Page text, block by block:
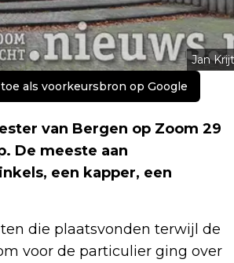
Jan
als voorkeursbron op Google
van Bergen op Zoom 29
De meeste aan
een kapper, een
die plaatsvonden terwijl de
voor de particulier ging over